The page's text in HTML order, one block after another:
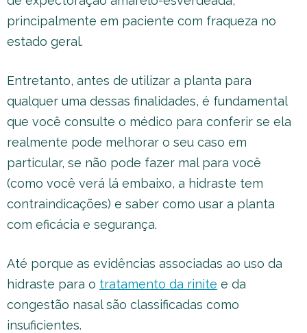
principalmente em paciente com fraqueza no
estado geral.
Entretanto, antes de utilizar a planta para
qualquer uma dessas finalidades, é fundamental
que você consulte o médico para conferir se ela
realmente pode melhorar o seu caso em
particular, se não pode fazer mal para você
(como você verá lá embaixo, a hidraste tem
contraindicações) e saber como usar a planta
com eficácia e segurança.
Até porque as evidências associadas ao uso da
hidraste para o tratamento da rinite e da
congestão nasal são classificadas como
insuficientes.